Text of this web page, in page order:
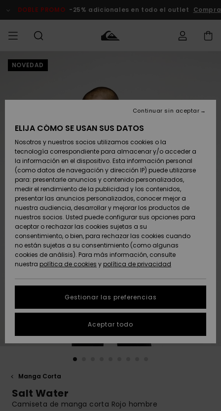
del
DOBLE PROMO -25% adicionales en todo el outlet
HOMBRE
Zapatos y
chanclas
Surf
Snow
Novedades
Destacados
Zapatos y
chanclas
Surf
Snow
Novedades
Destacados
Destacados
Snow
SURF
Highlights
Comunidad
SNOW
Hombre
Snow Niños
Tienda
Snow Mujer
Destacados
Comunidad
DOBLE
PROMO
Outlet
Mujer
AYUDA &
CONTACTO
Envio
Devoluciones
Pago
Tarjeta de
regalo
Quiksilver
Freedom
Protección de
datos
personales
Inicia una
conversación
la respuesta
SOSTENIBILIDAD
NOVEDAD
Manga Corta
Salt Water
Camiseta de manga corta Rojo hombre
ELIJA CÓMO SE USAN SUS DATOS
Nosotros y nuestros socios utilizamos cookies o la
tecnología correspondiente para almacenar y/o acceder a
la información en el dispositivo. Esta información personal
(como datos de navegación y dirección IP) puede utilizarse
para: presentarle anuncios y contenido personalizados,
medir el rendimiento de la publicidad y los contenidos,
presentar las anuncios personalizados, conocer mejor a
nuestra audiencia, desarrollar y mejorar los productos de
nuestros socios. Usted puede configurar sus opciones para
aceptar o rechazar las cookies sujetas a su
consentimiento, o bien, para rechazar las cookies cuando
no están sujetas a su consentimiento (como algunas
cookies de análisis). Para más información, consulte
nuestra política de cookies y política de privacidad
Gestionar las preferencias
Continuar sin aceptar
Aceptar todo